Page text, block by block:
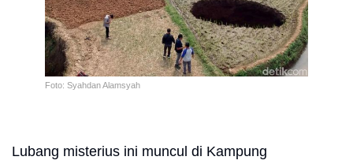
Foto: Syahdan Alamsyah
Lubang misterius ini muncul di Kampung